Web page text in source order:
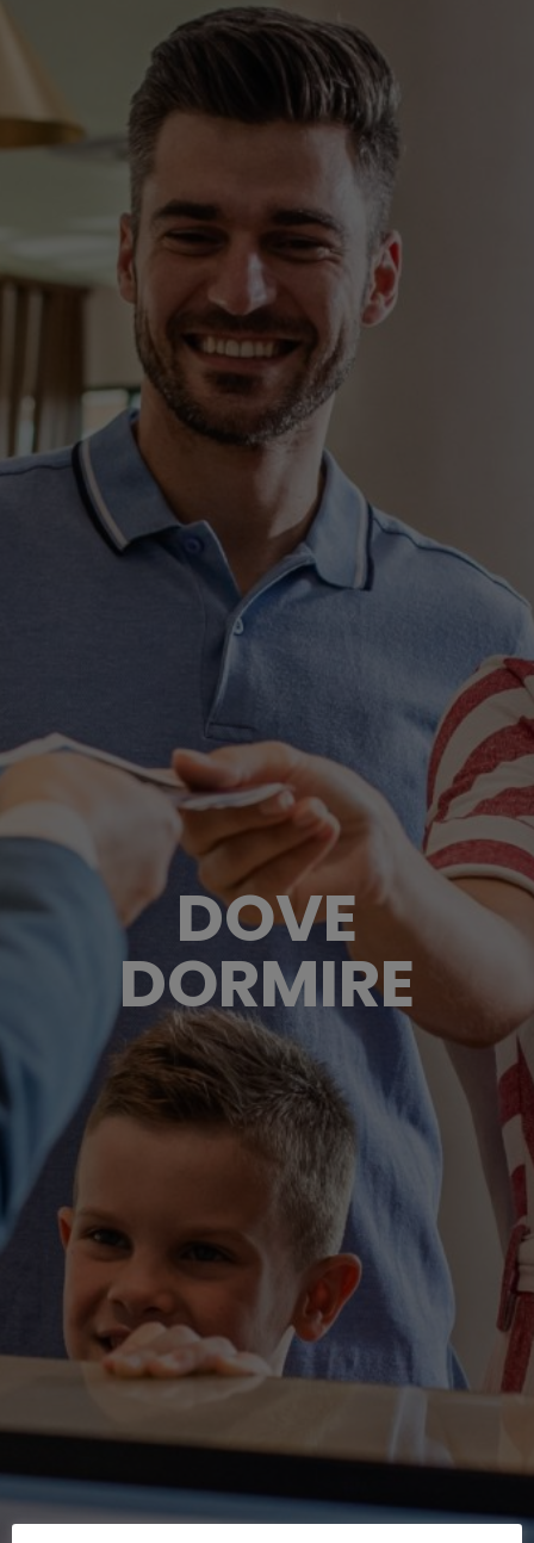
DOVE
DORMIRE